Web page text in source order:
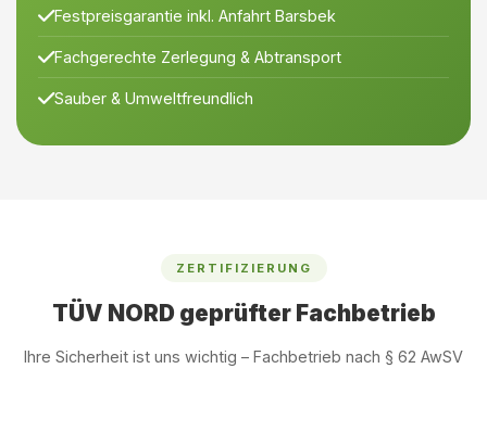
Festpreisgarantie inkl. Anfahrt Barsbek
Fachgerechte Zerlegung & Abtransport
Sauber & Umweltfreundlich
ZERTIFIZIERUNG
TÜV NORD geprüfter Fachbetrieb
Ihre Sicherheit ist uns wichtig – Fachbetrieb nach § 62 AwSV